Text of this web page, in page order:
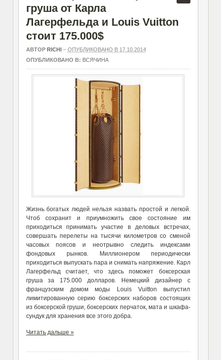
груша от Карла
Лагерфельда и Louis Vuitton
стоит 175.000$
АВТОР RICHI – ОПУБЛИКОВАНО В 17.10.2014
ОПУБЛИКОВАНО В: ВСЯЧИНА
Жизнь богатых людей нельзя назвать простой и легкой.
Чтоб сохранит и приумножить свое состояние им
приходиться принимать участие в деловых встречах,
совершать перелеты на тысячи километров со сменой
часовых поясов и неотрывно следить индексами
фондовых рынков. Миллионером периодически
приходиться выпускать пара и снимать напряжение. Карл
Лагерфельд считает, что здесь поможет боксерская
груша за 175.000 долларов. Немецкий дизайнер с
французским домом моды Louis Vuitton выпустил
лимитированную серию боксерских наборов состоящих
из боксерской груши, боксерских перчаток, мата и шкафа-
сундук для хранения все этого добра.
Читать дальше »